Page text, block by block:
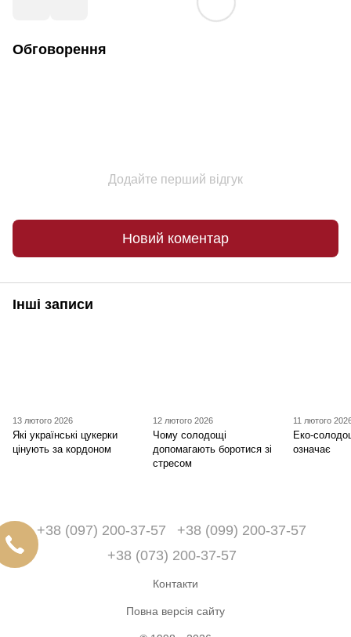
Обговорення
Додайте перший відгук
Новий коментар
Інші записи
13 лютого 2026
Які українські цукерки
цінують за кордоном
12 лютого 2026
Чому солодощі
допомагають боротися зі
стресом
11 лютого
Еко-
означає
+38 (097) 200-37-57
+38 (099) 200-37-57
+38 (073) 200-37-57
Контакти
Повна версія сайту